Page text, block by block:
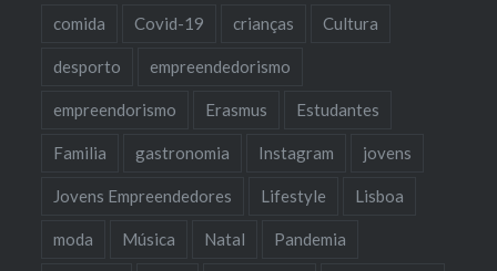
comida Covid-19 crianças Cultura
desporto empreendedorismo
empreendorismo Erasmus Estudantes
Familia gastronomia Instagram jovens
Jovens Empreendedores Lifestyle Lisboa
moda Música Natal Pandemia